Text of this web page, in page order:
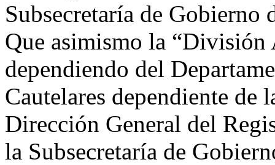
Subsecretaría de
Que asimismo la
dependiendo del
Cautelares dependiente de
Dirección General del
la Subsecretaría de